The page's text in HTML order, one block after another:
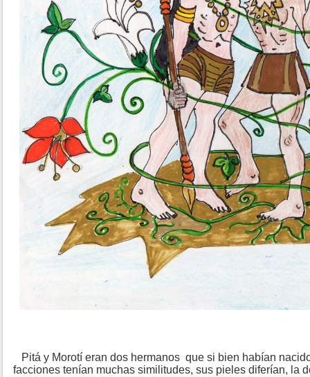
Pitá y Morotí eran dos hermanos que si bien habían
facciones tenían muchas similitudes, sus pieles diferían, la